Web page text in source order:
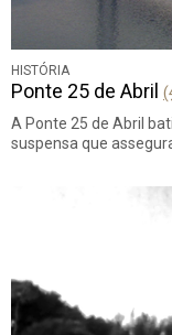
HISTÓRIA
Ponte 25 de Abril
A Ponte 25 de Abril
suspensa que